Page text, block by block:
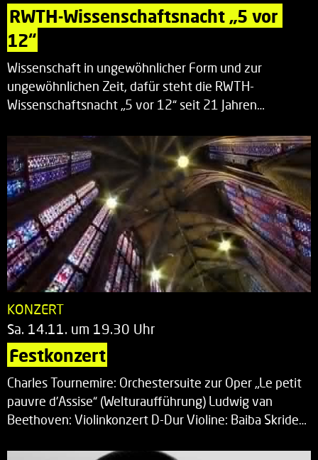
RWTH-Wissenschaftsnacht „5 vor
12“
Wissenschaft in ungewöhnlicher Form und zur
ungewöhnlichen Zeit, dafür steht die RWTH-
Wissenschaftsnacht „5 vor 12“ seit 21 Jahren…
KONZERT
Sa. 14.11. um 19.30 Uhr
Festkonzert
Charles Tournemire: Orchestersuite zur Oper „Le petit
pauvre d’Assise“ (Welturaufführung) Ludwig van
Beethoven: Violinkonzert D-Dur Violine: Baiba Skride…